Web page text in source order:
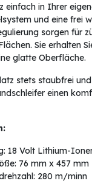
einfach in Ihrer
und eine frei
sorgen für
Sie erhalten
glatte Oberfläche.
stets staubfrei
einen
18 Volt Lithium-
76 mm x 457 mm
280 m/minn